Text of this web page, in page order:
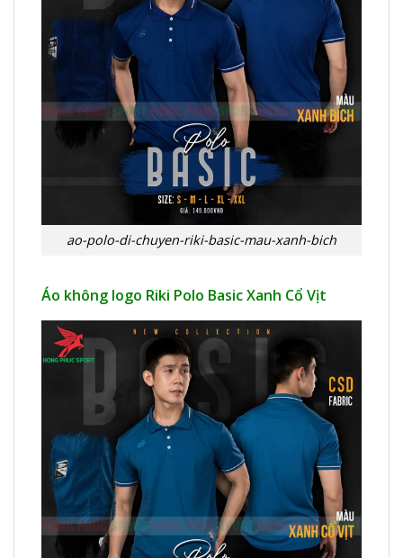
ao-polo-di-chuyen-riki-basic-mau-xanh-bich
Áo không logo Riki Polo Basic Xanh Cổ Vịt